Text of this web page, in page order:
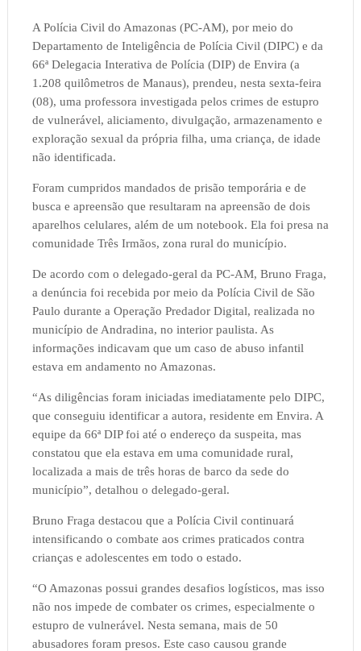
A Polícia Civil do Amazonas (PC-AM), por meio do
Departamento de Inteligência de Polícia Civil (DIPC) e da
66ª Delegacia Interativa de Polícia (DIP) de Envira (a
1.208 quilômetros de Manaus), prendeu, nesta sexta-feira
(08), uma professora investigada pelos crimes de estupro
de vulnerável, aliciamento, divulgação, armazenamento e
exploração sexual da própria filha, uma criança, de idade
não identificada.
Foram cumpridos mandados de prisão temporária e de
busca e apreensão que resultaram na apreensão de dois
aparelhos celulares, além de um notebook. Ela foi presa na
comunidade Três Irmãos, zona rural do município.
De acordo com o delegado-geral da PC-AM, Bruno Fraga,
a denúncia foi recebida por meio da Polícia Civil de São
Paulo durante a Operação Predador Digital, realizada no
município de Andradina, no interior paulista. As
informações indicavam que um caso de abuso infantil
estava em andamento no Amazonas.
“As diligências foram iniciadas imediatamente pelo DIPC,
que conseguiu identificar a autora, residente em Envira. A
equipe da 66ª DIP foi até o endereço da suspeita, mas
constatou que ela estava em uma comunidade rural,
localizada a mais de três horas de barco da sede do
município”, detalhou o delegado-geral.
Bruno Fraga destacou que a Polícia Civil continuará
intensificando o combate aos crimes praticados contra
crianças e adolescentes em todo o estado.
“O Amazonas possui grandes desafios logísticos, mas isso
não nos impede de combater os crimes, especialmente o
estupro de vulnerável. Nesta semana, mais de 50
abusadores foram presos. Este caso causou grande